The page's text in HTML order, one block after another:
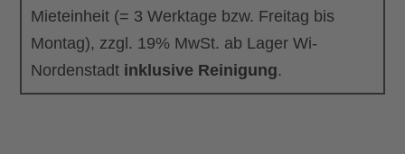
Mieteinheit (= 3 Werktage bzw. Freitag bis
Montag), zzgl. 19% MwSt. ab Lager Wi-
Nordenstadt inklusive Reinigung.